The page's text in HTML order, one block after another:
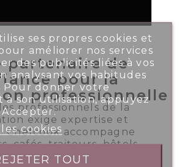
partenaire de
pour la
professionnelle
professionnels de la
exige expertise et
Chefcook accompagne
cafés, traiteurs, hôtels,
et bien d’autre encore,
ses propres cookies et
améliorer nos services
des publicités liées à vos
analysant vos habitudes
Pour donner votre
à son utilisation, appuyez
cookies
TOUT